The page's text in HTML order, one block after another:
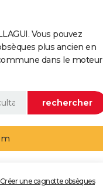
Vous pouvez
plus ancien en
dans le moteur
Créer une cagnotte obsèques